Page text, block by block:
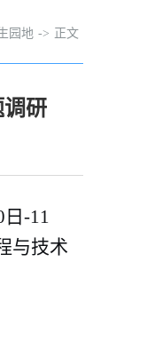
园地 -> 正文
研
日 -11
与技术